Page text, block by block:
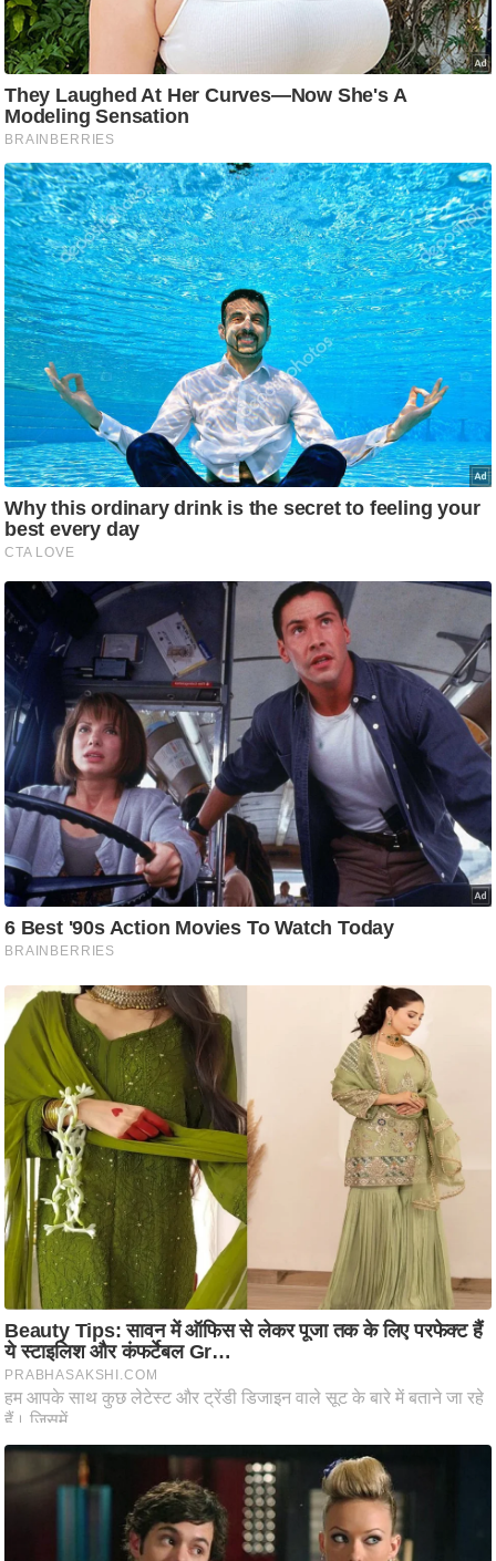
/
फै
श
न
घ
रे
लू
नु
स्खे
प
र्य
ट
न
ल
फि
ट
ने
स
मं
रि
ले
श
शि
प
रा
ज
नी
ति
वि
ष
ण
स
म
सा
म
यि
क
मा
तृ
भू
मि
स्तं
भ
ए
म
.